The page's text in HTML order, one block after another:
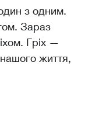
з одним.
Зараз
Гріх —
життя,